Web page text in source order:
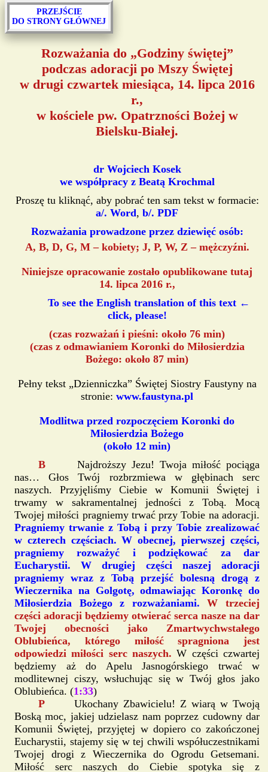
PRZEJŚCIE
DO STRONY GŁÓWNEJ
Rozważania do „Godziny świętej”
podczas adoracji po Mszy Świętej
w drugi czwartek miesiąca, 14. lipca 2016
r.,
w kościele pw. Opatrzności Bożej w
Bielsku-Białej.
dr Wojciech Kosek
we współpracy z Beatą Krochmal
Proszę tu kliknąć, aby pobrać ten sam tekst w formacie:
a/. Word, b/. PDF
Rozważania prowadzone przez dziewięć osób:
A, B, D, G, M – kobiety; J, P, W, Z – mężczyźni.
Niniejsze opracowanie zostało opublikowane tutaj
14. lipca 2016 r.,
To see the English translation of this text ←
click, please!
(czas rozważań i pieśni: około 76 min)
(czas z odmawianiem Koronki do Miłosierdzia
Bożego: około 87 min)
Pełny tekst „Dzienniczka” Świętej Siostry Faustyny na
stronie: www.faustyna.pl
Modlitwa przed rozpoczęciem Koronki do
Miłosierdzia Bożego
(około 12 min)
BNajdroższy Jezu! Twoja miłość pociąga
nas… Głos Twój rozbrzmiewa w głębinach serc
naszych. Przyjęliśmy Ciebie w Komunii Świętej i
trwamy w sakramentalnej jedności z Tobą. Mocą
Twojej miłości pragniemy trwać przy Tobie na adoracji.
Pragniemy trwanie z Tobą i przy Tobie zrealizować
w czterech częściach. W obecnej, pierwszej części,
pragniemy rozważyć i podziękować za dar
Eucharystii. W drugiej części naszej adoracji
pragniemy wraz z Tobą przejść bolesną drogą z
Wieczernika na Golgotę, odmawiając Koronkę do
Miłosierdzia Bożego z rozważaniami.W trzeciej
części adoracji będziemy otwierać serca nasze na dar
Twojej obecności jako Zmartwychwstałego
Oblubieńca, którego miłość spragniona jest
odpowiedzi miłości serc naszych.W części czwartej
będziemy aż do Apelu Jasnogórskiego trwać w
modlitewnej ciszy, wsłuchując się w Twój głos jako
Oblubieńca. (1:33)
P Ukochany Zbawicielu! Z wiarą w Twoją
Boską moc, jakiej udzielasz nam poprzez cudowny dar
Komunii Świętej, przyjętej w dopiero co zakończonej
Eucharystii, stajemy się w tej chwili współuczestnikami
Twojej drogi z Wieczernika do Ogrodu Getsemani.
Miłość serc naszych do Ciebie spotyka się z